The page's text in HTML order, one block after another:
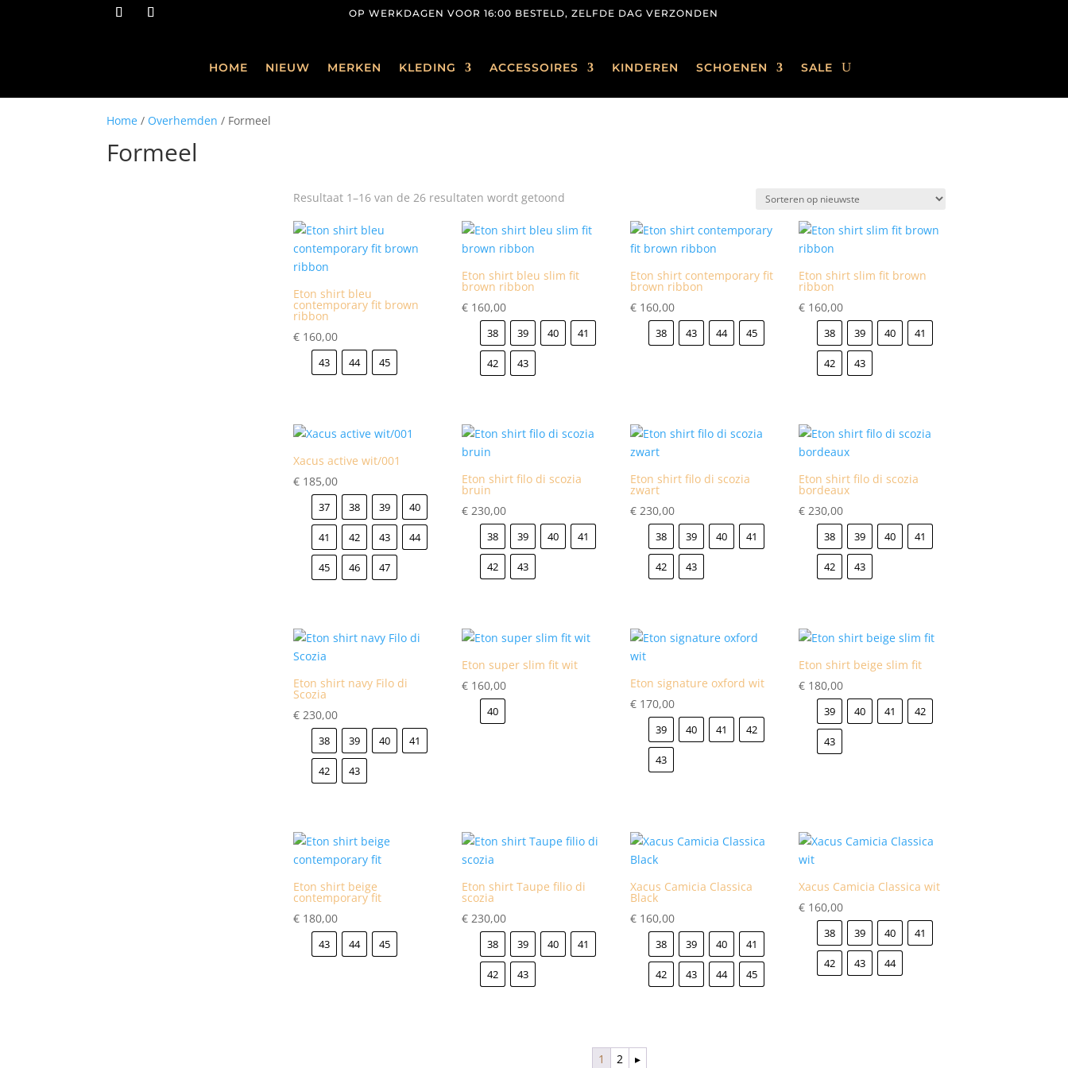
OP WERKDAGEN VOOR 16:00 BESTELD, ZELFDE DAG VERZONDEN
HOME NIEUW MERKEN KLEDING ACCESSOIRES KINDEREN SCHOENEN SALE
Home / Overhemden / Formeel
Formeel
Resultaat 1–16 van de 26 resultaten wordt getoond
nieuwste
Eton shirt bleu
contemporary fit brown
ribbon
€ 160,00
43 44 45
Eton shirt bleu slim fit
brown ribbon
€ 160,00
38 39 40 41
42 43
Eton shirt contemporary fit
brown ribbon
€ 160,00
38 43 44 45
Eton shirt slim fit brown
ribbon
€ 160,00
38 39 40 41
42 43
Xacus active wit/001
€ 185,00
37 38 39 40
41 42 43 44
45 46 47
Eton shirt filo di scozia
bruin
€ 230,00
38 39 40 41
42 43
Eton shirt filo di scozia
zwart
€ 230,00
38 39 40 41
42 43
Eton shirt filo di scozia
bordeaux
€ 230,00
38 39 40 41
42 43
Eton shirt navy Filo di
Scozia
€ 230,00
38 39 40 41
42 43
Eton super slim fit wit
€ 160,00
40
Eton signature oxford wit
€ 170,00
39 40 41 42
43
Eton shirt beige slim fit
€ 180,00
39 40 41 42
43
Eton shirt beige
contemporary fit
€ 180,00
43 44 45
Eton shirt Taupe filio di
scozia
€ 230,00
38 39 40 41
42 43
Xacus Camicia Classica
Black
€ 160,00
38 39 40 41
42 43 44 45
Xacus Camicia Classica wit
€ 160,00
38 39 40 41
42 43 44
1 2 ▸